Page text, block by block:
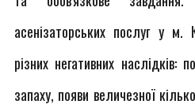
асенізаторських послуг у
різних негативних наслідків:
запаху, появи величезної